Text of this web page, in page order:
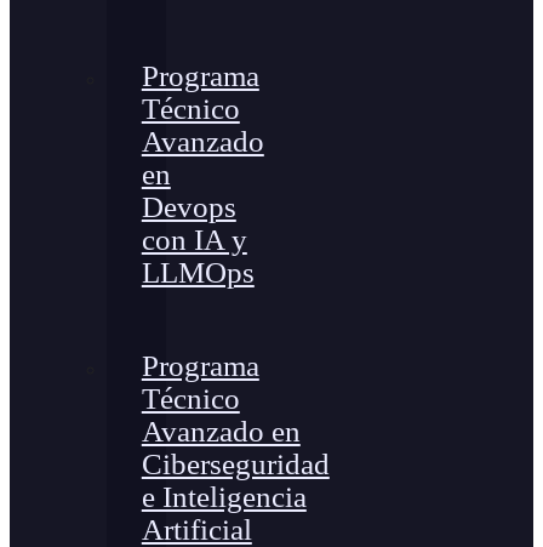
Programa
Técnico
Avanzado
en
Devops
con IA y
LLMOps
Programa
Técnico
Avanzado en
Ciberseguridad
e Inteligencia
Artificial